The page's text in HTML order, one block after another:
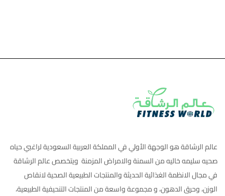
عالم الرشاقة هو الوجهة الأولي في المملكة العربية السعودية لراغبي حياه
صحيه سليمه خاليه من السمنة والامراض المزمنة ويتخصص عالم الرشاقة
في مجال الانظمة الغذائية الحديثة والمنتجات الطبيعية الصحية لانقاص
الوزن، وحرق الدهون، و مجموعة واسعة من المنتجات التنحيفية الطبيعية،